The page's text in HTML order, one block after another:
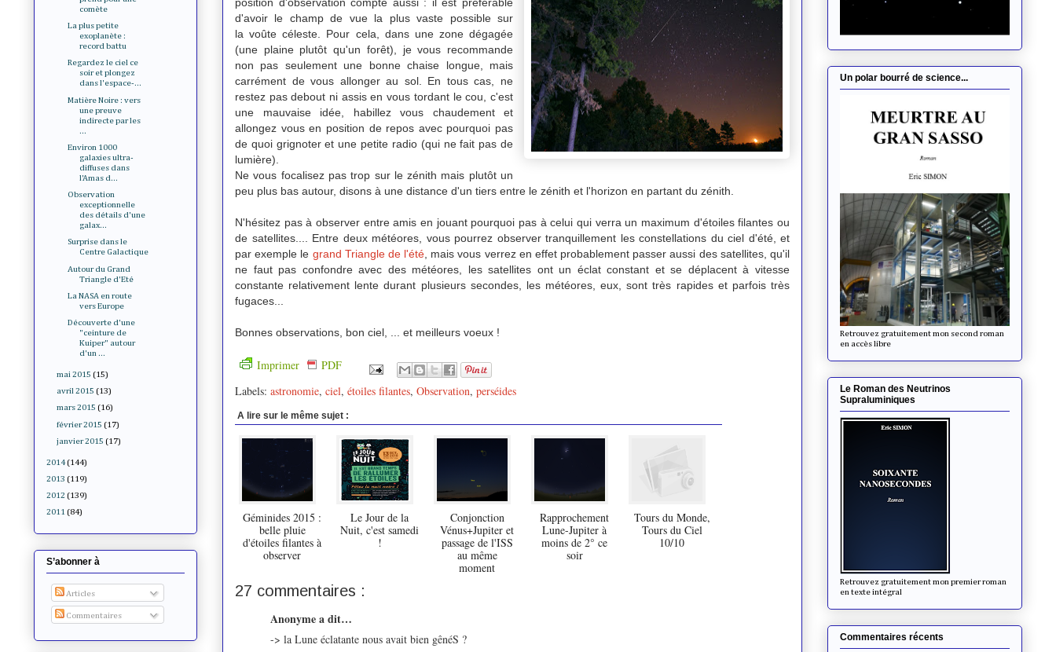
d'avoir le champ de vue la plus vaste possible sur
la voûte céleste. Pour cela, dans une zone dégagée
(une plaine plutôt qu'un forêt), je vous recommande
non pas seulement une bonne chaise longue, mais
carrément de vous allonger au sol. En tous cas, ne
restez pas debout ni assis en vous tordant le cou, c'est
une mauvaise idée, habillez vous chaudement et
allongez vous en position de repos avec pourquoi pas
de quoi grignoter et une petite radio (qui ne fait pas de
lumière).
Ne vous focalisez pas trop sur le zénith mais plutôt un
peu plus bas autour, disons à une distance d'un tiers entre le zénith et l'horizon en partant du zénith.
N'hésitez pas à observer entre amis en jouant pourquoi pas à celui qui verra un maximum d'étoiles filantes ou
de satellites.... Entre deux météores, vous pourrez observer tranquillement les constellations du ciel d'été, et
par exemple le grand Triangle de l'été , mais vous verrez en effet probablement passer aussi des satellites, qu'il
ne faut pas confondre avec des météores, les satellites ont un éclat constant et se déplacent à vitesse
constante relativement lente durant plusieurs secondes, les météores, eux, sont très rapides et parfois très
fugaces...
Bonnes observations, bon ciel, ... et meilleurs voeux !
Imprimer
PDF
Labels: astronomie, ciel, étoiles filantes, Observation, perséides
A lire sur le même sujet :
Géminides 2015 :
belle pluie
d'étoiles filantes à
observer
Le Jour de la
Nuit, c'est samedi
!
Conjonction
Vénus+Jupiter et
passage de l'ISS
au même
moment
Rapprochement
Lune-Jupiter à
moins de 2° ce
soir
Tours du Monde,
Tours du Ciel
10/10
27 commentaires :
Anonyme a dit…
-> la Lune éclatante nous avait bien gênéS ?
comète
La plus petite
exoplanète :
record battu
Regardez le ciel ce
soir et plongez
dans l'espace-...
Matière Noire : vers
une preuve
indirecte par les
...
Environ 1000
galaxies ultra-
diffuses dans
l'Amas d...
Observation
exceptionnelle
des détails d'une
galax...
Surprise dans le
Centre Galactique
Autour du Grand
Triangle d'Eté
La NASA en route
vers Europe
Découverte d'une
"ceinture de
Kuiper" autour
d'un ...
mai 2015 (15)
avril 2015 (13)
mars 2015 (16)
février 2015 (17)
janvier 2015 (17)
2014 (144)
2013 (119)
2012 (139)
2011 (84)
S’abonner à
Articles
Commentaires
Un polar bourré de science...
Retrouvez gratuitement mon second roman
en accès libre
Le Roman des Neutrinos
Supraluminiques
Retrouvez gratuitement mon premier roman
en texte intégral
Commentaires récents